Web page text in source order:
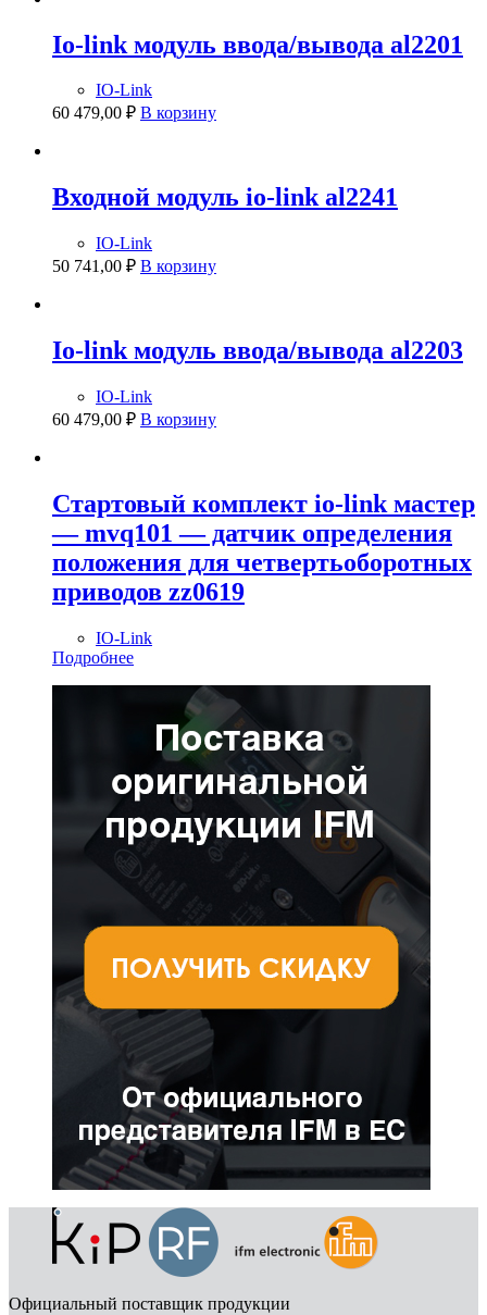
Io-link модуль ввода/вывода al2201
IO-Link
60 479,00 ₽ В корзину
Входной модуль io-link al2241
IO-Link
50 741,00 ₽ В корзину
Io-link модуль ввода/вывода al2203
IO-Link
60 479,00 ₽ В корзину
Стартовый комплект io-link мастер
— mvq101 — датчик определения
положения для четвертьоборотных
приводов zz0619
IO-Link
Подробнее
Официальный поставщик продукции